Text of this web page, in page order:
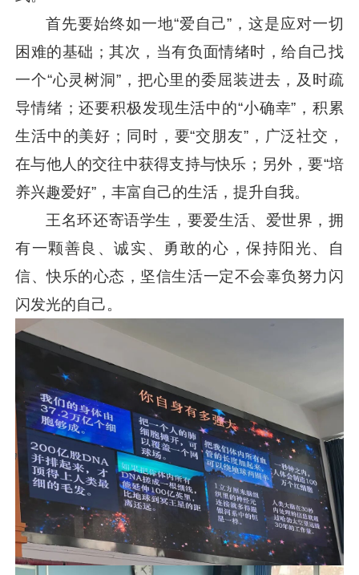
首先要始终如一地“爱自己”，这是应对一切
困难的基础；其次，当有负面情绪时，给自己找
一个“心灵树洞”，把心里的委屈装进去，及时疏
导情绪；还要积极发现生活中的“小确幸”，积累
生活中的美好；同时，要“交朋友”，广泛社交，
在与他人的交往中获得支持与快乐；另外，要“培
养兴趣爱好”，丰富自己的生活，提升自我。
王名环还寄语学生，要爱生活、爱世界，拥
有一颗善良、诚实、勇敢的心，保持阳光、自
信、快乐的心态，坚信生活一定不会辜负努力闪
闪发光的自己。